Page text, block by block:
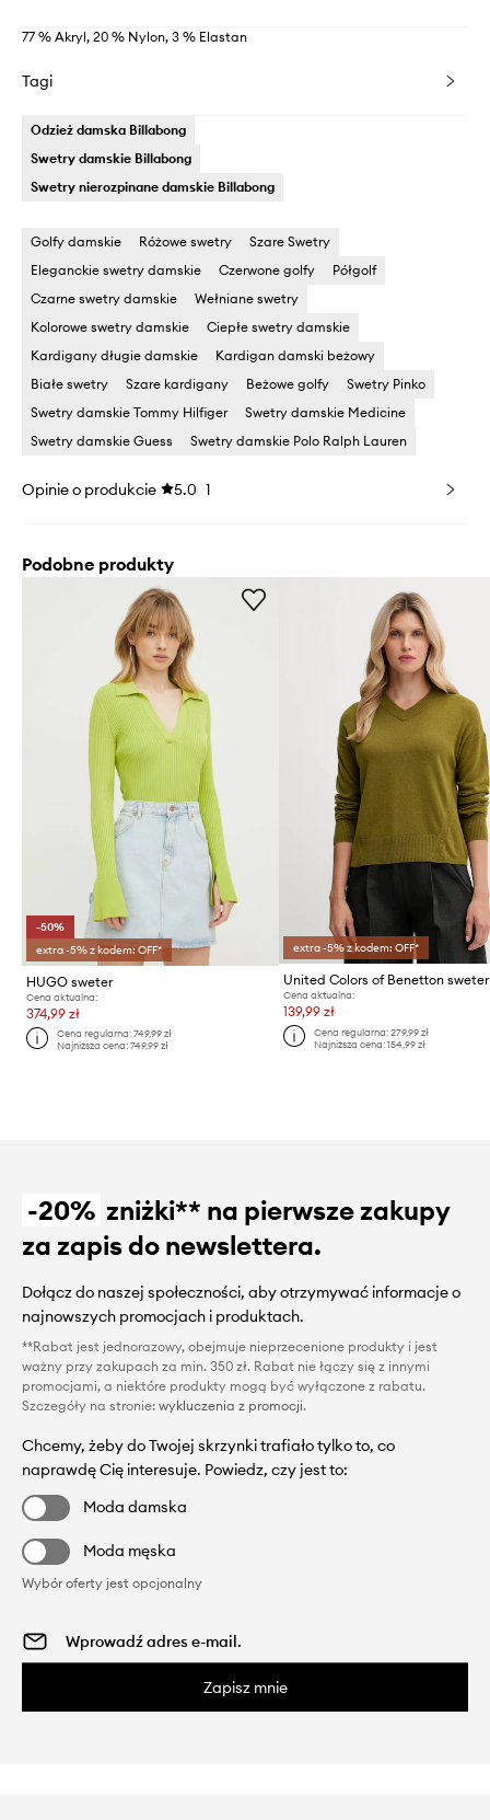
77 % Akryl, 20 % Nylon, 3 % Elastan
Tagi
Odzież damska Billabong
Swetry damskie Billabong
Swetry nierozpinane damskie Billabong
Golfy damskie Różowe swetry
Szare Swetry
Eleganckie swetry damskie
Czerwone golfy
Półgolf
Czarne swetry damskie
Wełniane swetry
Kolorowe swetry damskie
Ciepłe swetry damskie
Kardigany długie damskie
Kardigan damski beżowy
Białe swetry
Szare kardigany Beżowe golfy
Swetry Pinko
Swetry damskie Tommy Hilfiger
Swetry damskie Medicine
Swetry damskie Guess
Swetry damskie Polo Ralph Lauren
Opinie o produkcie 5.0 1
Podobne produkty
-50%
extra -5% z kodem: OFF*
HUGO sweter
Cena aktualna:
374,99 zł
Cena regularna:749,99 zł
Najniższa cena:749,99 zł
extra -5% z kodem: OFF*
Cena aktualna:
139,99 zł
Cena regularna: 279,99 zł
Najniższa cena: 154,99 zł
-20% zniżki** na pierwsze zakupy
za zapis do newslettera.
Dołącz do naszej społeczności, aby otrzymywać informacje o
najnowszych promocjach i produktach.
**Rabat jest jednorazowy, obejmuje nieprzecenione produkty i jest
ważny przy zakupach za min. 350 zł. Rabat nie łączy się z innymi
promocjami, a niektóre produkty mogą być wyłączone z rabatu.
Szczegóły na stronie: wykluczenia z promocji.
Chcemy, żeby do Twojej skrzynki trafiało tylko to, co
naprawdę Cię interesuje. Powiedz, czy jest to:
Moda damska
Moda męska
Wybór oferty jest opcjonalny
Zapisz mnie